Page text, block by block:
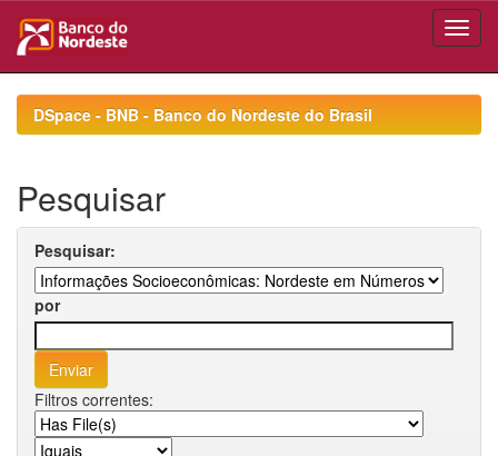
navigationDSpace - BNB - Banco do Nordeste do Brasil
Pesquisar
Pesquisar:
por
Filtros correntes: